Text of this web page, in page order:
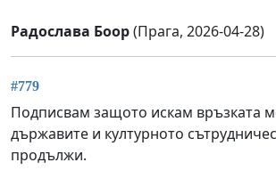
Радослава Боор(Прага, 2026-04-28)
#779
Подписвам защото искам връзката
държавите и културното
продължи.